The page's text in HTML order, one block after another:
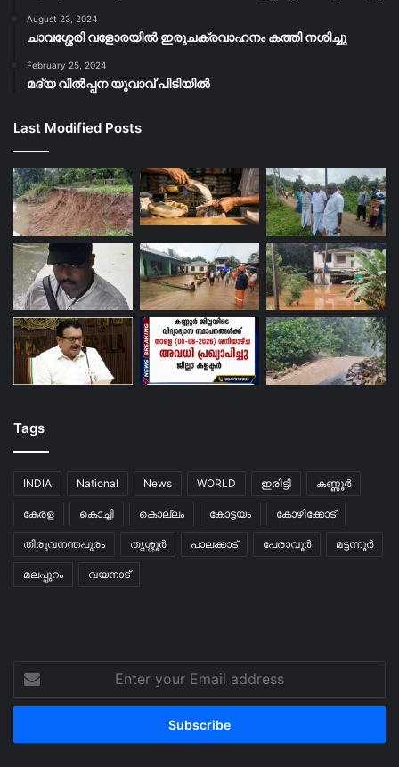
August 23, 2024
ചാവശ്ശേരി വളോരയിൽ ഇരുചക്രവാഹനം കത്തി നശിച്ചു
February 25, 2024
മദ്യ വിൽപ്പന യുവാവ് പിടിയിൽ
Last Modified Posts
Tags
INDIA National News WORLD ഇരിട്ടി കണ്ണൂർ
കേരള കൊച്ചി കൊല്ലം കോട്ടയം കോഴിക്കോട്
തിരുവനന്തപുരം തൃശ്ശൂർ പാലക്കാട് പേരാവൂർ മട്ടന്നൂർ
മലപ്പുറം വയനാട്
your
Email